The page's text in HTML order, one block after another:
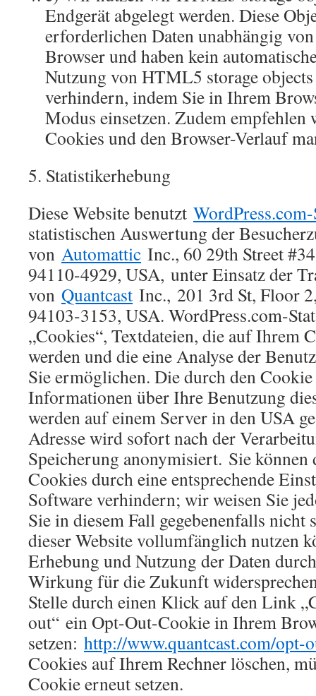
Endgerät abgelegt werden. Diese
erforderlichen Daten unabhängig
Browser und haben kein
Nutzung von HTML5 storage
verhindern, indem Sie in Ihrem
Modus einsetzen. Zudem
Cookies und den Browser-Verlauf
5. Statistikerhebung
Diese Website benutzt WordPress.com-
statistischen Auswertung der
von Automattic Inc., 60 29th Street
94110-4929, USA, unter Einsatz der
von Quantcast Inc., 201 3rd St, Floor
94103-3153, USA. WordPress.com-
„Cookies“, Textdateien, die auf Ihrem
werden und die eine Analyse der
Sie ermöglichen. Die durch den Cookie
Informationen über Ihre Benutzung
werden auf einem Server in den USA
Adresse wird sofort nach der
Speicherung anonymisiert. Sie
Cookies durch eine entsprechende
Software verhindern; wir weisen Sie
Sie in diesem Fall gegebenenfalls
dieser Website vollumfänglich nutzen
Erhebung und Nutzung der Daten
Wirkung für die Zukunft
Stelle durch einen Klick auf den Link
out“ ein Opt-Out-Cookie in Ihrem
setzen: http://www.quantcast.com/opt-
Cookies auf Ihrem Rechner löschen,
Cookie erneut setzen.